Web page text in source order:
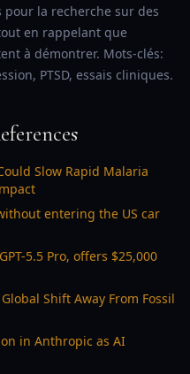
la recherche sur des
en rappelant que
à démontrer. Mots-clés:
PTSD, essais cliniques.
Slow Rapid Malaria
entering the US car
5.5 Pro, offers $25,000
Shift Away From Fossil
in Anthropic as AI